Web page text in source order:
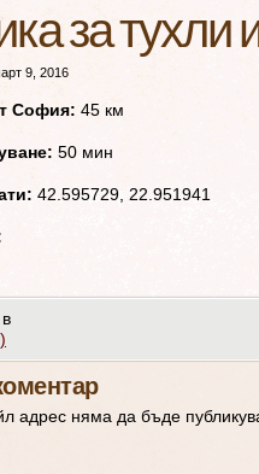
за тухли
9, 2016
София: 45 км
50 мин
42.595729, 22.951941
адрес няма да бъде